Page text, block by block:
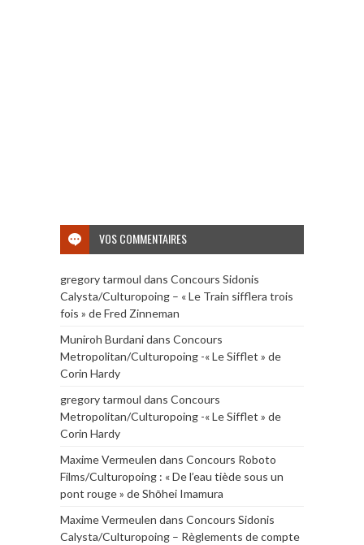
VOS COMMENTAIRES
gregory tarmoul dans Concours Sidonis
Calysta/Culturopoing – « Le Train sifflera trois
fois » de Fred Zinneman
Muniroh Burdanidans Concours
Metropolitan/Culturopoing -« Le Sifflet » de
Corin Hardy
gregory tarmoul dans Concours
Metropolitan/Culturopoing -« Le Sifflet » de
Corin Hardy
Maxime Vermeulen dans Concours Roboto
Films/Culturopoing : « De l’eau tiède sous un
pont rouge » de Shōhei Imamura
Maxime Vermeulen dans Concours Sidonis
Calysta/Culturopoing – Règlements de compte